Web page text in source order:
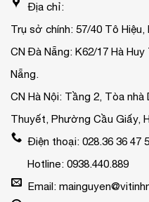
Địa chỉ:
Trụ sở chính: 57/40 Tô
CN Đà Nẵng: K62/17 Hà
Nẵng.
CN Hà Nội: Tầng 2, Tòa
Thuyết, Phường Cầu Giấy,
Điện thoại: 028.36 36 47
Hotline: 0938.440.889
Email: